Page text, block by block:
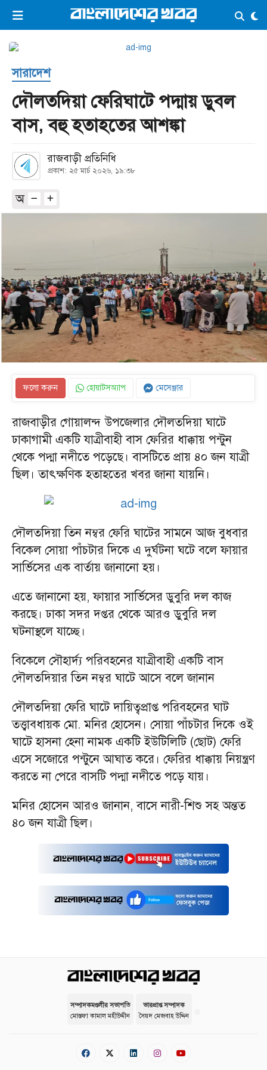
ভিডিও ই-পেপার লগইন ×
প্রচ্ছদ
সর্বশেষ
সব বিভাগ
আর্কাইভ
কনভার্টার
সারাদেশ
দৌলতদিয়া ফেরিঘাটে পদ্মায় ডুবল
বাস, বহু হতাহতের আশঙ্কা
রাজবাড়ী প্রতিনিধি
প্রকাশ: ২৫ মার্চ ২০২৬, ১৯:৩৮
অ
ফলো করুন হোয়াটসঅ্যাপ মেসেঞ্জার
রাজবাড়ীর গোয়ালন্দ উপজেলার দৌলতদিয়া ঘাটে
ঢাকাগামী একটি যাত্রীবাহী বাস ফেরির ধাক্কায় পন্টুন
থেকে পদ্মা নদীতে পড়েছে। বাসটিতে প্রায় ৪০ জন যাত্রী
ছিল। তাৎক্ষণিক হতাহতের খবর জানা যায়নি।
দৌলতদিয়া তিন নম্বর ফেরি ঘাটের সামনে আজ বুধবার
বিকেল সোয়া পাঁচটার দিকে এ দুর্ঘটনা ঘটে বলে ফায়ার
সার্ভিসের এক বার্তায় জানানো হয়।
এতে জানানো হয়, ফায়ার সার্ভিসের ডুবুরি দল কাজ
করছে। ঢাকা সদর দপ্তর থেকে আরও ডুবুরি দল
ঘটনাস্থলে যাচ্ছে।
বিকেলে সৌহার্দ্য পরিবহনের যাত্রীবাহী একটি বাস
দৌলতদিয়ার তিন নম্বর ঘাটে আসে বলে জানান
দৌলতদিয়া ফেরি ঘাটে দায়িত্বপ্রাপ্ত পরিবহনের ঘাট
তত্ত্বাবধায়ক মো. মনির হোসেন। সোয়া পাঁচটার দিকে ওই
ঘাটে হাসনা হেনা নামক একটি ইউটিলিটি (ছোট) ফেরি
এসে সজোরে পন্টুনে আঘাত করে। ফেরির ধাক্কায় নিয়ন্ত্রণ
করতে না পেরে বাসটি পদ্মা নদীতে পড়ে যায়।
মনির হোসেন আরও জানান, বাসে নারী-শিশু সহ অন্তত
৪০ জন যাত্রী ছিল।
সম্পাদকমণ্ডলীর সভাপতি
মোস্তফা কামাল মহীউদ্দীন
ভারপ্রাপ্ত সম্পাদক
সৈয়দ মেজবাহ উদ্দিন